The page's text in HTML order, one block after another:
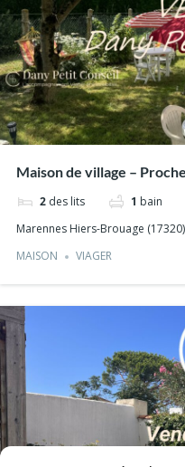
Maison de village –
Capital unique sans Rente
2 des lits 1 bain
Marennes Hiers-Brouage (17320)
MAISON
VIAGER